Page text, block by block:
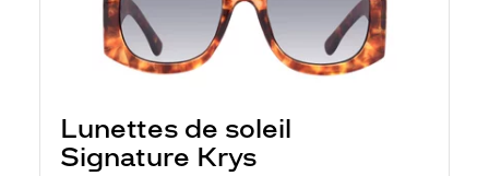
Lunettes de soleil
Signature Krys